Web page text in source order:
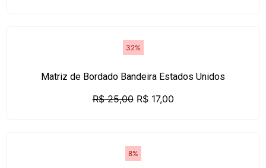
32%
Matriz de Bordado Bandeira Estados Unidos
R$25,00 R$17,00
8%